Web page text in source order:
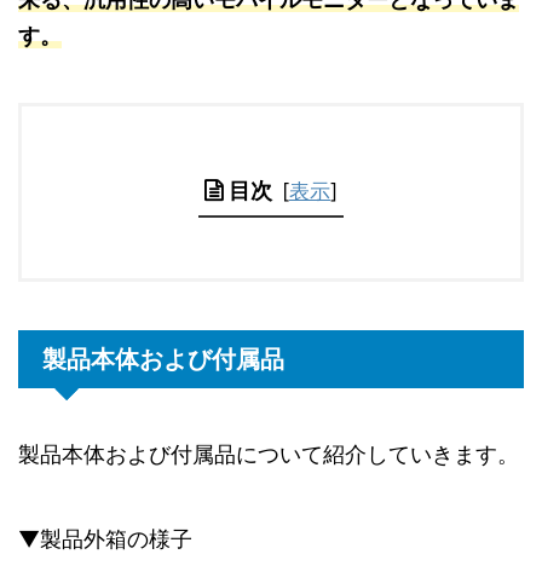
す。
目次 [表示]
製品本体および付属品
製品本体および付属品について紹介していきます。
▼製品外箱の様子